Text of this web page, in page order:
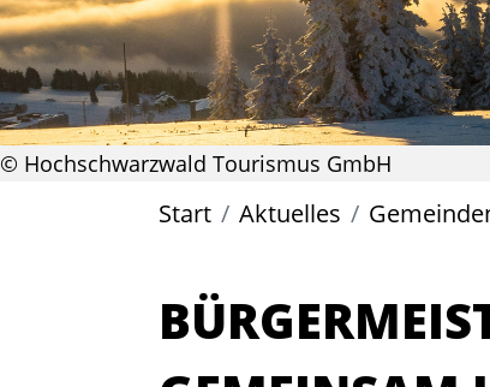
© Hochschwarzwald Tourismus GmbH
Start Aktuelles